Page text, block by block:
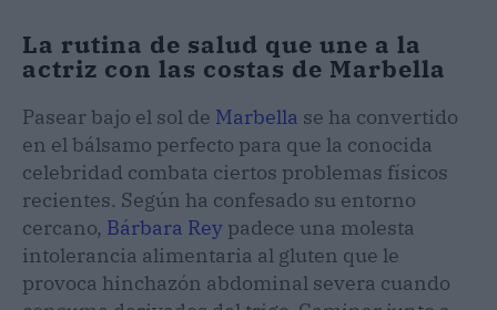
La rutina de salud que une a la
actriz con las costas de Marbella
Pasear bajo el sol de Marbella se ha convertido
en el bálsamo perfecto para que la conocida
celebridad combata ciertos problemas físicos
recientes. Según ha confesado su entorno
cercano, Bárbara Rey padece una molesta
intolerancia alimentaria al gluten que le
provoca hinchazón abdominal severa cuando